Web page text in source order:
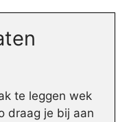
te leggen wek
draag je bij aan